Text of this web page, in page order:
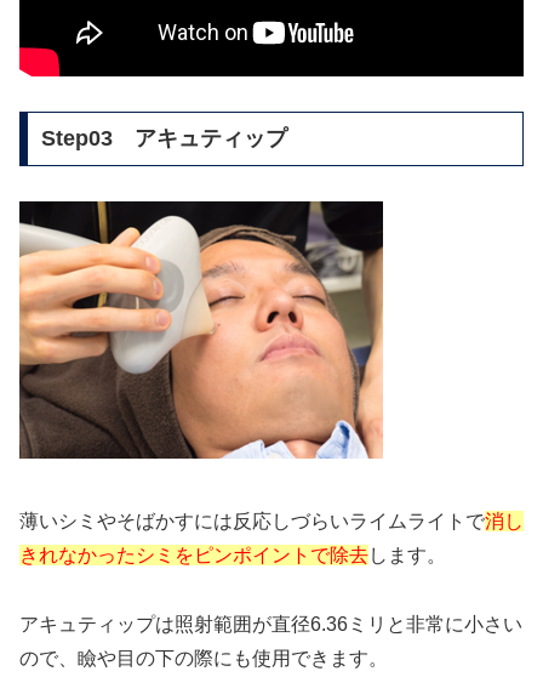
Step03 アキュティップ
薄いシミやそばかすには反応しづらいライムライトで消し
きれなかったシミをピンポイントで除去します。
アキュティップは照射範囲が直径6.36ミリと非常に小さい
ので、瞼や目の下の際にも使用できます。